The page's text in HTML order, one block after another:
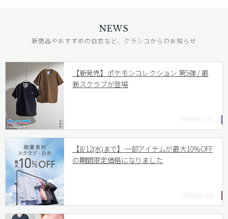
NEWS
新商品やおすすめの白衣など、クラシコからのお知らせ
【新発売】ポケモンコレクション 第5弾 / 最
新スクラブが登場
【8/12(水)まで】一部アイテムが最大10%OFF
の期間限定価格になりました